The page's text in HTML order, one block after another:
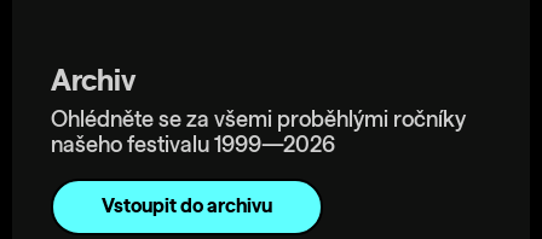
Archiv
Ohlédněte se za všemi proběhlými ročníky
našeho festivalu 1999—2026
Vstoupit do archivu